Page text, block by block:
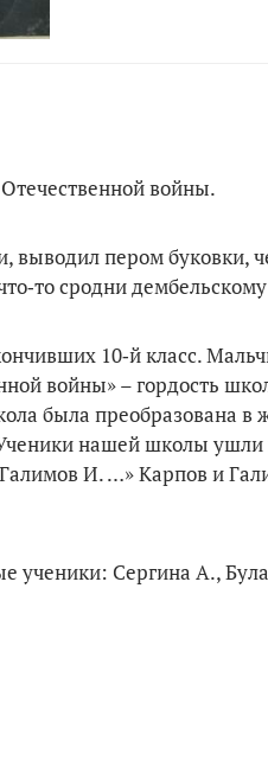
войны.
выводил пером буковки,
сродни
10‑й класс.
войны» – гордость
была преобразова­на в
нашей школы
И. …» Карпов и
ученики: Сергина А.,